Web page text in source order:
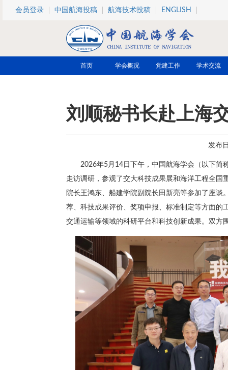
跳转到主要内容
会员登录 中国航海投稿 航海技术投稿 ENGLISH
首页 学会概况 党建工作 学术交流
刘顺秘书长赴上海
发布
2026年5月14日下午，中国航海学会（以下简
走访调研，参观了交大科技成果展和海洋工程全
院长王鸿东、船建学院副院长田新亮等参加了座
荐、科技成果评价、奖项申报、标准制定等方面的
交通运输等领域的科研平台和科技创新成果。双方